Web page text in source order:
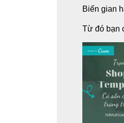
Biến gian
Từ đó bạn